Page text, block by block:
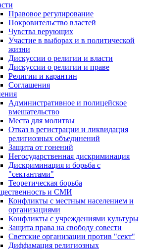
Правовое регулирование
Покровительство властей
Чувства верующих
Участие в выборах и в политической
жизни
Дискуссии о религии и власти
Дискуссии о религии и праве
Религии и карантин
Соглашения
Административное и полицейское
вмешательство
Места для молитвы
Отказ в регистрации и ликвидация
религиозных объединений
Защита от гонений
Негосударственная дискриминация
Дискриминация и борьба с
"сектантами"
Теоретическая борьба
и СМИ
Конфликты с местным населением и
организациями
Конфликты с учреждениями культуры
Защита права на свободу совести
Светские организации против "сект"
Диффамация религиозных